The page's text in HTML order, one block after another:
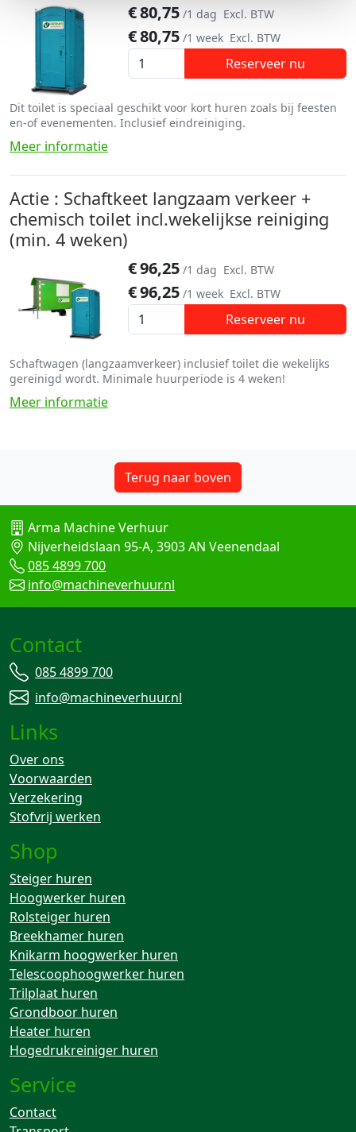
€80,75 /1 dag Excl. BTW
€80,75 /1 week Excl. BTW
Reserveer nu
Dit toilet is speciaal geschikt voor kort huren zoals bij feesten
en-of evenementen. Inclusief eindreiniging.
Meer informatie
Actie : Schaftkeet langzaam verkeer +
chemisch toilet incl.wekelijkse reiniging
(min. 4 weken)
€96,25 /1 dag Excl. BTW
€96,25 /1 week Excl. BTW
Reserveer nu
Schaftwagen (langzaamverkeer) inclusief toilet die wekelijks
gereinigd wordt. Minimale huurperiode is 4 weken!
Meer informatie
Terug naar boven
Arma Machine Verhuur
Nijverheidslaan 95-A, 3903 AN Veenendaal
085 4899 700
info@machineverhuur.nl
Contact
085 4899 700
info@machineverhuur.nl
Links
Over ons
Voorwaarden
Verzekering
Stofvrij werken
Shop
Steiger huren
Hoogwerker huren
Rolsteiger huren
Breekhamer huren
Knikarm hoogwerker huren
Telescoophoogwerker huren
Trilplaat huren
Grondboor huren
Heater huren
Hogedrukreiniger huren
Service
Contact